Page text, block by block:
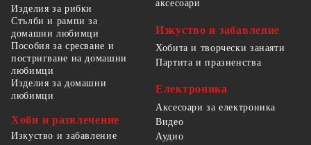
Изделия за рибки
Стълби и рампи за
домашни любимци
Пособия за сресване и
постригване на домашни
любимци
Изделия за домашни
любимци
Хоби и развлечение
Изкуство и забавление
аксесоари
Изкуство и забавление
Хобита и творчески занаяти
Партита и празненства
Електроника
Аксесоари за електроника
Видео
Аудио